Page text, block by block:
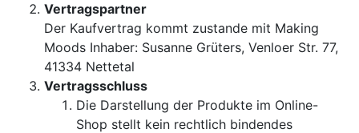
Vertragspartner
Der Kaufvertrag kommt zustande mit Making
Moods Inhaber: Susanne Grüters, Venloer Str. 77,
41334 Nettetal
Vertragsschluss
Die Darstellung der Produkte im Online-
Shop stellt kein rechtlich bindendes